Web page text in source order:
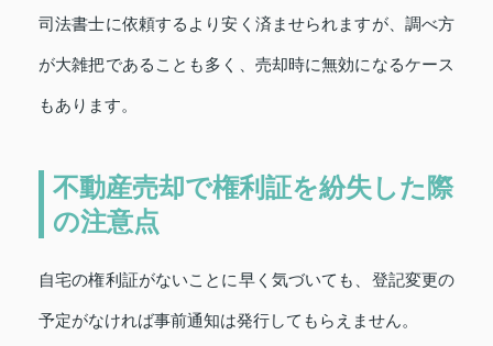
司法書士に依頼するより安く済ませられますが、調べ方
が大雑把であることも多く、売却時に無効になるケース
もあります。
不動産売却で権利証を紛失した際
の注意点
自宅の権利証がないことに早く気づいても、登記変更の
予定がなければ事前通知は発行してもらえません。